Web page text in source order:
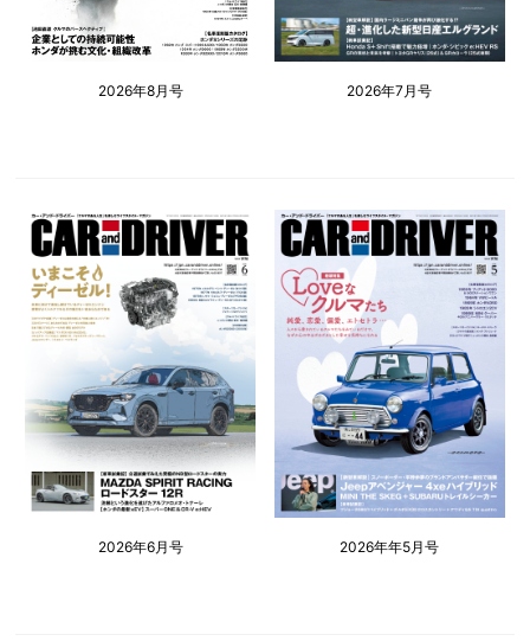
2026年8月号 2026年7月号
2026年6月号 2026年年5月号